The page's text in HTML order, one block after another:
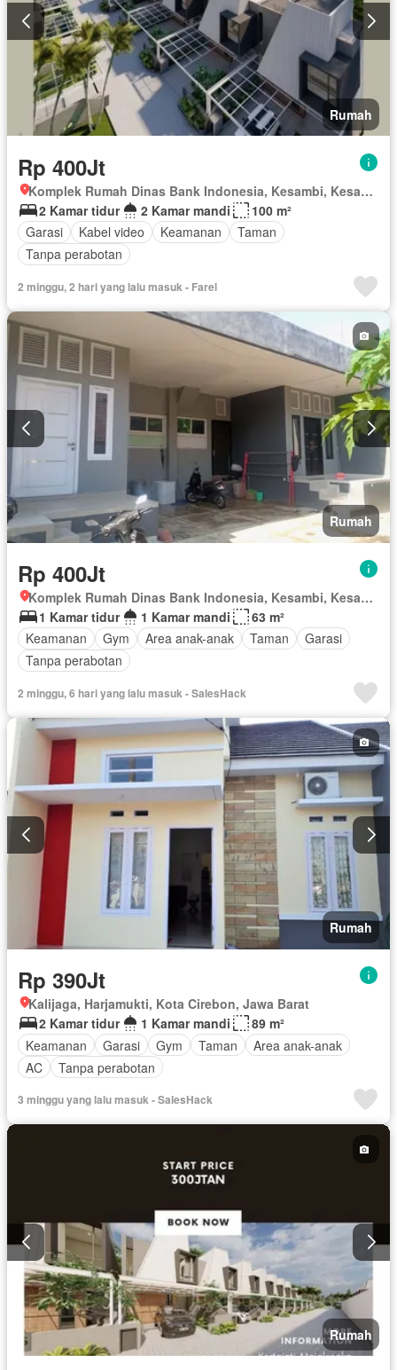
Rumah
Rp 400Jt
Komplek Rumah Dinas Bank Indonesia, Kesambi, Kesambi, Kota Cirebon, Jawa Barat
2 Kamar tidur
2 Kamar mandi
100 m²
Garasi
Kabel video Keamanan
Taman
Tanpa perabotan
2 minggu, 2 hari yang lalu masuk - Farel
Rumah
Rp 400Jt
Komplek Rumah Dinas Bank Indonesia, Kesambi, Kesambi, Kota Cirebon, Jawa Barat
1 Kamar tidur
1 Kamar mandi
63 m²
Keamanan
Gym Area anak-anak Taman
Garasi
Tanpa perabotan
2 minggu, 6 hari yang lalu masuk - SalesHack
Rumah
Rp 390Jt
Kalijaga, Harjamukti, Kota Cirebon, Jawa Barat
2 Kamar tidur
1 Kamar mandi
89 m²
Keamanan
Garasi Gym Taman
Area anak-anak
AC
Tanpa perabotan
3 minggu yang lalu masuk - SalesHack
Rumah